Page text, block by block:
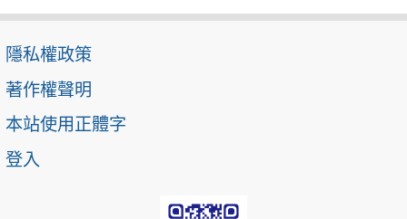
隱私權政策
著作權聲明
本站使用正體字
登入